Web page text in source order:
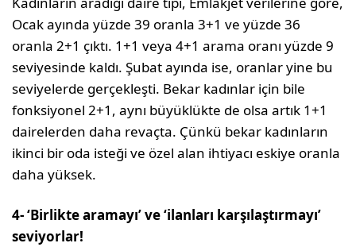
Ocak ayında yüzde 39 oranla 3+1 ve yüzde 36
oranla 2+1 çıktı. 1+1 veya 4+1 arama oranı yüzde 9
seviyesinde kaldı. Şubat ayında ise, oranlar yine bu
seviyelerde gerçekleşti. Bekar kadınlar için bile
fonksiyonel 2+1, aynı büyüklükte de olsa artık 1+1
dairelerden daha revaçta. Çünkü bekar kadınların
ikinci bir oda isteği ve özel alan ihtiyacı eskiye oranla
daha yüksek.
4- ‘Birlikte aramayı’ ve ‘ilanları karşılaştırmayı’
seviyorlar!